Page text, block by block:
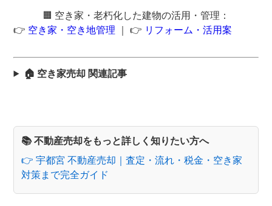
🟧 空き家・老朽化した建物の活用・管理：
👉 空き家・空き地管理 ｜ 👉 リフォーム・活用案
🏠 空き家売却 関連記事
📚 不動産売却をもっと詳しく知りたい方へ
👉 宇都宮 不動産売却｜査定・流れ・税金・空き家
対策まで完全ガイド